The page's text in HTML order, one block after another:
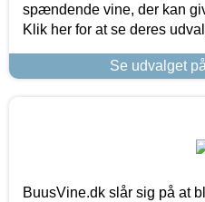
spændende vine, der kan
Klik her for at se deres
Se udvalget
BuusVine.dk slår sig på at